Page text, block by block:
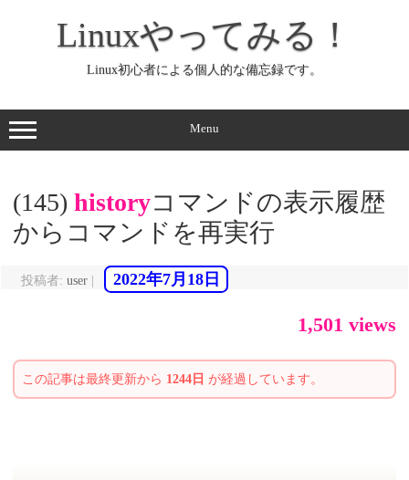
ッ
プ
Linuxやってみる！
Linux初心者による個人的な備忘録です。
Menu
(145) historyコマンドの表示履歴
からコマンドを再実行
投稿者: user 2022年7月18日
1,501 views
この記事は最終更新から 1244日 が経過しています。